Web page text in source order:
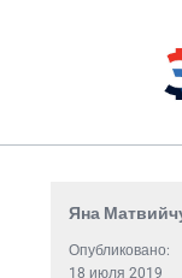
Яна
Опубликовано:
18 июля 2019